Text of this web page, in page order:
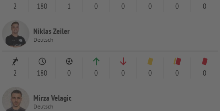
2 180 1 0 0 0 0 0
Niklas Zeiler
Deutsch
2 180 0 0 0 0 0 0
Mirza Velagic
Deutsch